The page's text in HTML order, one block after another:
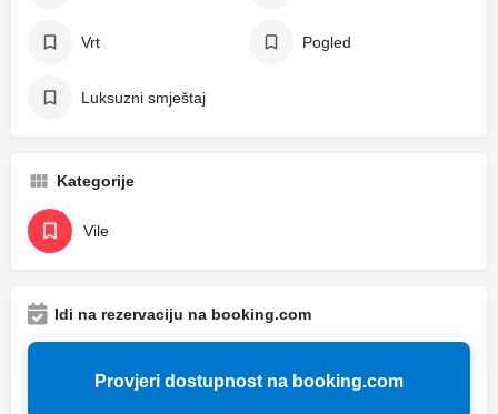
Vrt Pogled
Luksuzni smještaj
Kategorije
Vile
Idi na rezervaciju na booking.com
Provjeri dostupnost na booking.com